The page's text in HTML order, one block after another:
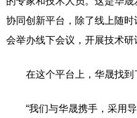
协同创新平台，除了线上随
会举办线下会议，开展技术研
在这个平台上，华晟找到
“我们与华晟携手，采用导